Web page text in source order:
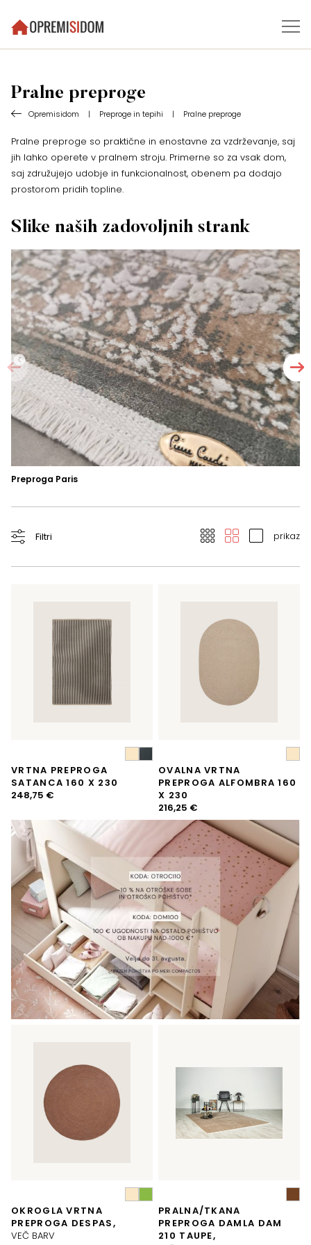
Pralne preproge
Opremisidom | Preproge in tepihi | Pralne preproge
Pralne preproge so praktične in enostavne za vzdrževanje, saj
jih lahko operete v pralnem stroju. Primerne so za vsak dom,
saj združujejo udobje in funkcionalnost, obenem pa dodajo
prostorom pridih topline.
Slike naših zadovoljnih strank
Preproga Paris
VRTNA PREPROGA
SATANCA 160 X 230
248,75 €
OVALNA VRTNA
PREPROGA ALFOMBRA 160
X 230
216,25 €
OKROGLA VRTNA
PREPROGA DESPAS,
VEČ BARV
PRALNA/TKANA
PREPROGA DAMLA DAM
210 TAUPE,
Filtri prikaz